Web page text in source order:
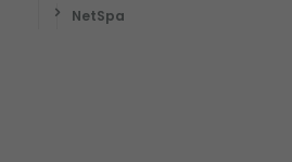
NetSpa